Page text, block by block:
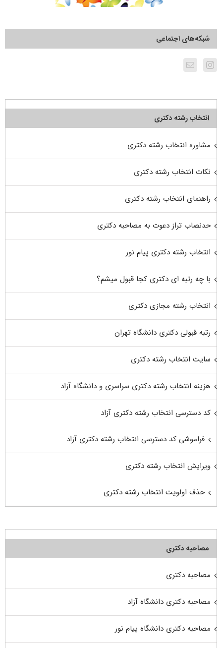
شبکه‌های اجتماعی
انتخاب رشته دکتری
مشاوره انتخاب رشته دکتری
نکات انتخاب رشته دکتری
راهنمای انتخاب رشته دکتری
حدنصاب تراز دعوت به مصاحبه دکتری
انتخاب رشته دکتری پیام نور
با چه رتبه ای دکتری کجا قبول میشم؟
انتخاب رشته مجازی دکتری
رتبه قبولی دکتری دانشگاه تهران
سایت انتخاب رشته دکتری
هزینه انتخاب رشته دکتری سراسری و دانشگاه آزاد
کد دسترسی انتخاب رشته دکتری آزاد
فراموشی کد دسترسی انتخاب رشته دکتری آزاد
ویرایش انتخاب رشته دکتری
حذف اولویت انتخاب رشته دکتری
مصاحبه دکتری
مصاحبه دکتری
مصاحبه دکتری دانشگاه آزاد
مصاحبه دکتری دانشگاه پیام نور